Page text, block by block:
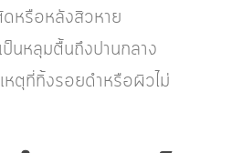
หรือหลังสิวหาย
ป็นหลุมตื้นถึงปานกลาง
หตุที่ทิ้งรอยดำหรือผิวไม่